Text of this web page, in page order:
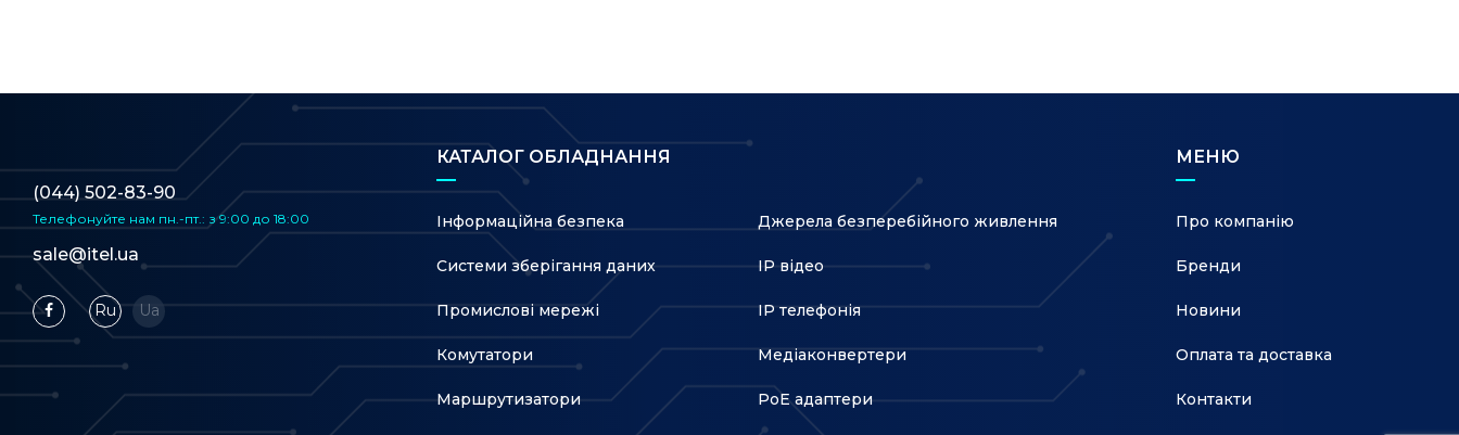
(044) 502-83-90
Телефонуйте нам пн.-пт.: з 9:00 до 18:00
sale@itel.ua
Ru Ua
КАТАЛОГ ОБЛАДНАННЯ
Інформаційна безпека
Системи зберігання даних
Промислові мережі
Комутатори
Маршрутизатори
Джерела безперебійного живлення
IP відео
IP телефонія
Медіаконвертери
PoE адаптери
МЕНЮ
Про компанію
Бренди
Новини
Оплата та доставка
Контакти